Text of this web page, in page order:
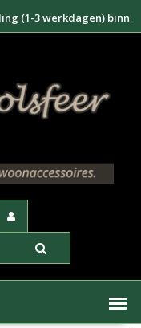
3 werkdagen) binnen